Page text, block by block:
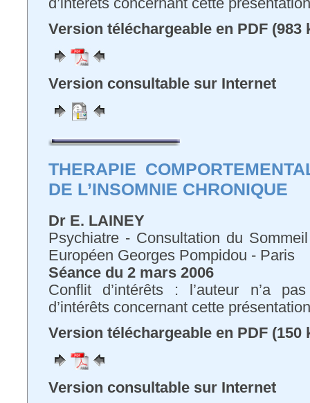
Version téléchargeable en PDF (983
Version consultable sur Internet
THERAPIE
DE L’INSOMNIE CHRONIQUE
Dr E. LAINEY
Psychiatre - Consultation du
Européen Georges Pompidou - Paris
Séance du 2 mars 2006
Conflit d’intérêts : l’auteur n’a
d’intérêts concernant cette présentation
Version téléchargeable en PDF (150
Version consultable sur Internet